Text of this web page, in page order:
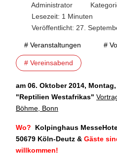
Administrator
Lesezeit: 1 Minuten
Veröffentlicht: 27.
# Veranstaltungen #
# Vereinsabend
am 06. Oktober 2014,
"Reptilien Westafrikas"
Böhme, Bonn
Wo?
Kolpinghaus
50679 Köln-Deutz & Gäste
willkommen!